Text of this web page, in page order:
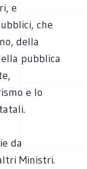
e
che
della
pubblica
e lo
da
Ministri.